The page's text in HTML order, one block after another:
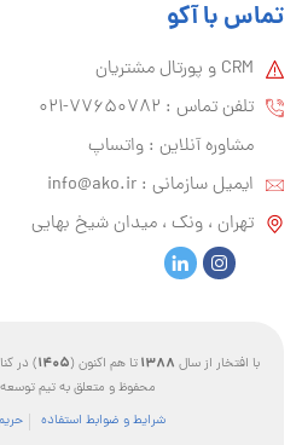
تماس با آکو
CRM و پورتال مشتریان
تلفن تماس :‌ 77650782-021
مشاوره آنلاین : واتساپ
ایمیل سازمانی :‌ info@ako.ir
تهران ، ونک ، میدان شیخ بهایی
با افتخار از سال 1388تا هم اکنون (1405) در
محفوظ و متعلق به تیم
شرایط و ضوابط استفاده